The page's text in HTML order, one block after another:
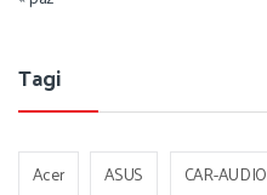
Tagi
Acer ASUS CAR-AUDIO